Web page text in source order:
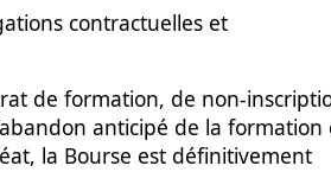
contractuelles et
de formation, de non-
anticipé de la formation
la Bourse est définitivement